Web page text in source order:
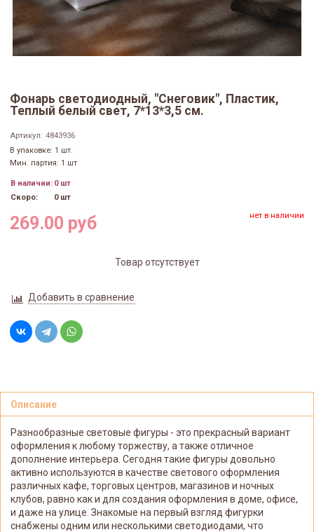
Фонарь светодиодный, "Снеговик", Пластик,
Теплый белый свет, 7*13*3,5 см.
Артикул: 4843936
В упаковке: 1 шт.
Мин. партия: 1 шт
В наличии: 0 шт
Скоро:
0 шт
269.00 руб нет в наличии
Товар отсутствует
Добавить в сравнение
Описание
Разнообразные световые фигуры - это прекрасный вариант
оформления к любому торжеству, а также отличное
дополнение интерьера. Сегодня такие фигуры довольно
активно используются в качестве светового оформления
различных кафе, торговых центров, магазинов и ночных
клубов, равно как и для создания оформления в доме, офисе,
и даже на улице. Знакомые на первый взгляд фигурки
снабжены одним или несколькими светодиодами, что